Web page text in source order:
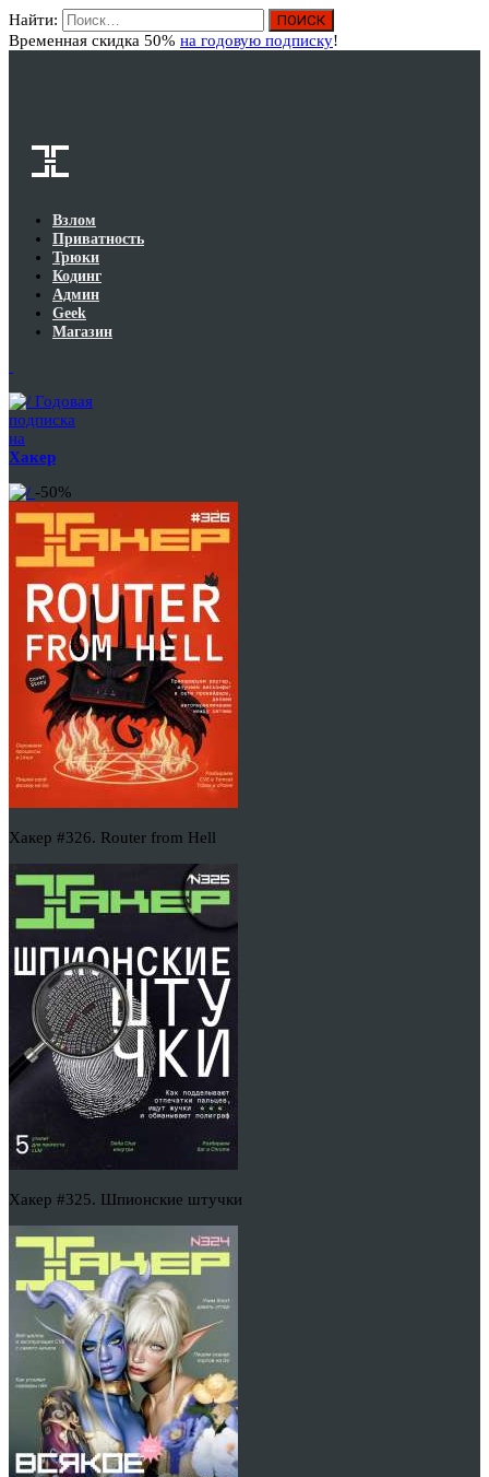
Найти:
Временная скидка 50% на годовую подписку!
Взлом
Приватность
Трюки
Кодинг
Админ
Geek
Магазин
Годовая
подписка
на
Хакер
-50%
Хакер #326. Router from Hell
Хакер #325. Шпионские штучки